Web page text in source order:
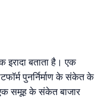
इरादा बताता है। एक
पुनर्निर्माण के संकेत के
समूह के संकेत बाजार